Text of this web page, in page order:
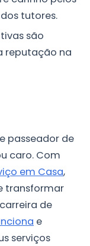
tutores.
são
reputação na
passeador de
caro. Com
em Casa,
transformar
de
e
serviços